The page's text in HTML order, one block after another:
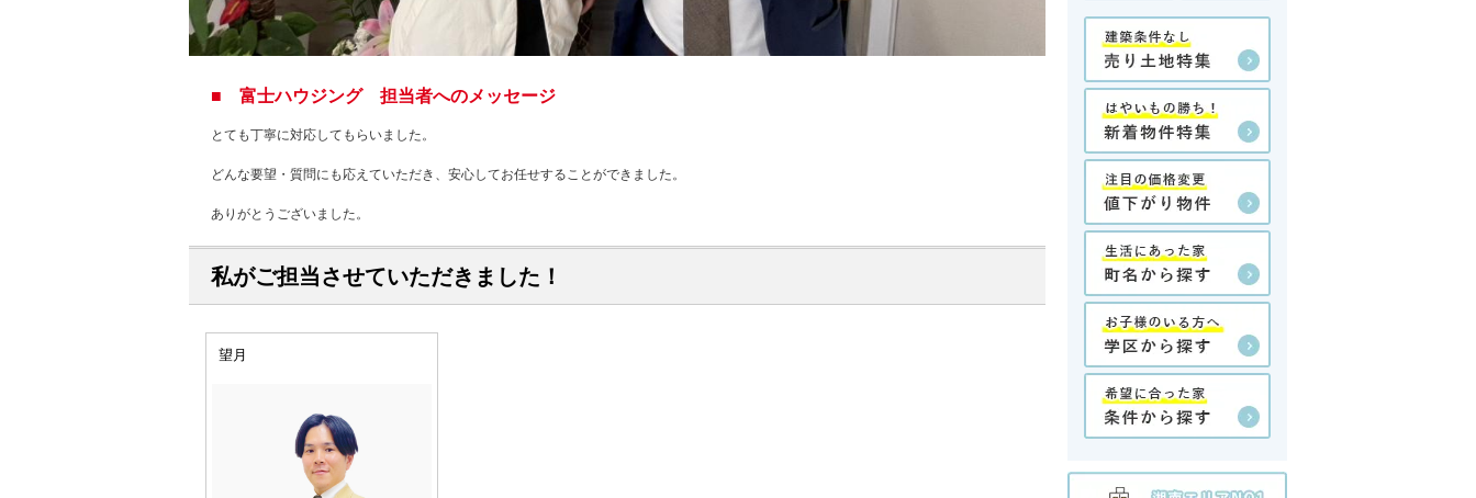
■ 富士ハウジング 担当者へのメッセージ
とても丁寧に対応してもらいました。
どんな要望・質問にも応えていただき、安心してお任せすることができました。
ありがとうございました。
私がご担当させていただきました！
望月